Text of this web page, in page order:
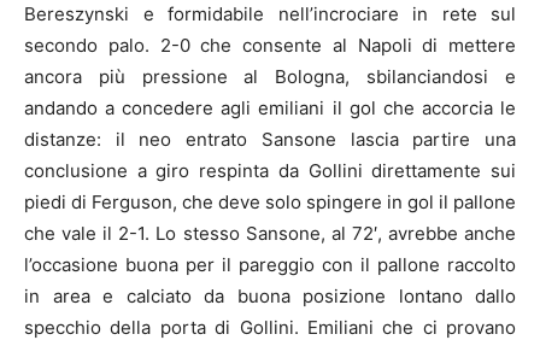
Bereszynski e formidabile nell’incrociare in rete sul
secondo palo. 2-0 che consente al Napoli di mettere
ancora più pressione al Bologna, sbilanciandosi e
andando a concedere agli emiliani il gol che accorcia le
distanze: il neo entrato Sansone lascia partire una
conclusione a giro respinta da Gollini direttamente sui
piedi di Ferguson, che deve solo spingere in gol il pallone
che vale il 2-1. Lo stesso Sansone, al 72′, avrebbe anche
l’occasione buona per il pareggio con il pallone raccolto
in area e calciato da buona posizione lontano dallo
specchio della porta di Gollini. Emiliani che ci provano